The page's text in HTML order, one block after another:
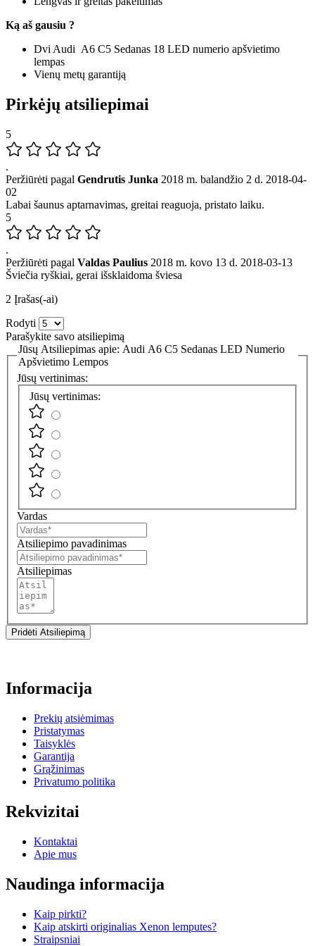
Ką aš gausiu ?
Dvi Audi A6 C5 Sedanas 18 LED numerio apšvietimo
lempas
Vienų metų garantiją
Pirkėjų atsiliepimai
5
.
Peržiūrėti pagal Gendrutis Junka 2018 m. balandžio 2 d. 2018-04-
02
Labai šaunus aptarnavimas, greitai reaguoja, pristato laiku.
5
.
Peržiūrėti pagal Valdas Paulius 2018 m. kovo 13 d. 2018-03-13
Šviečia ryškiai, gerai išsklaidoma šviesa
2 Įrašas(-ai)
Rodyti
Parašykite savo atsiliepimą
Jūsų Atsiliepimas apie: Audi A6 C5 Sedanas LED Numerio
Apšvietimo Lempos
Jūsų vertinimas:
Jūsų vertinimas:
Vardas
Atsiliepimo pavadinimas
Atsiliepimas
Pridėti Atsiliepimą
Informacija
Prekių atsiėmimas
Pristatymas
Taisyklės
Garantija
Grąžinimas
Privatumo politika
Rekvizitai
Kontaktai
Apie mus
Naudinga informacija
Kaip pirkti?
Kaip atskirti originalias Xenon lemputes?
Straipsniai